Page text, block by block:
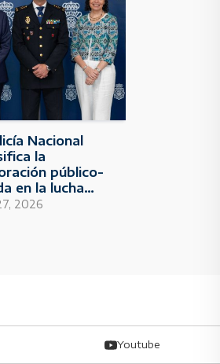
Nacional
la
público-
en la lucha
la financiación
2026
Youtube